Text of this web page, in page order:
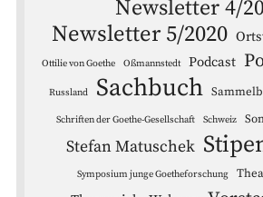
Newsletter 4/
Newsletter 5/2020
Ottilie von Goethe Oßmannstedt Podcast
Russland Sachbuch
Schriften der Goethe-Gesellschaft Schweiz
Stefan Matuschek
Symposium junge Goetheforschung